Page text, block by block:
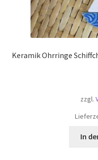
Keramik Ohrringe
zzgl.
In